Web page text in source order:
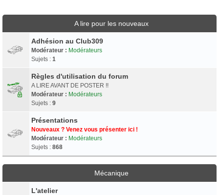
A lire pour les nouveaux
Adhésion au Club309
Modérateur : Modérateurs
Sujets : 1
Règles d'utilisation du forum
A LIRE AVANT DE POSTER !!
Modérateur : Modérateurs
Sujets : 9
Présentations
Nouveaux ? Venez vous présenter ici !
Modérateur : Modérateurs
Sujets : 868
Mécanique
L'atelier